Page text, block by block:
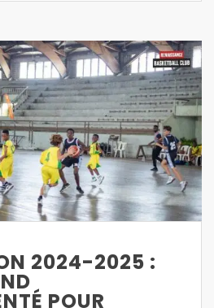
2024-2025 :
POUR